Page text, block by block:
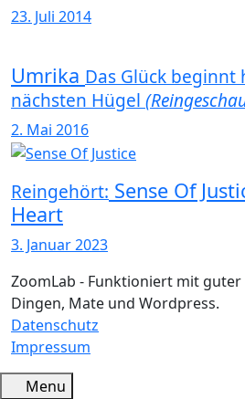
23. Juli 2014
Umrika Das Glück beginnt
nächsten Hügel
2. Mai 2016
Reingehört: Sense Of
Heart
3. Januar 2023
ZoomLab - Funktioniert mit
Dingen, Mate und Wordpress.
Datenschutz
Impressum
Menu